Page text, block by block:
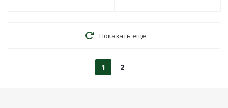
Показать еще
1 2